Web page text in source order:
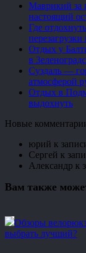
Маврикий за
настоящий
Где
Отдых у
в
Суздаль —
атмосферой
Отдых в
выдохнуть
Новые
юрий к
Сергей к
Александр к
Вам также
Обзоры
выбрать лучший?